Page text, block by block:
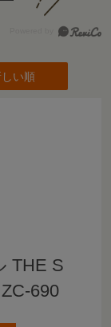
い順
THE S
690